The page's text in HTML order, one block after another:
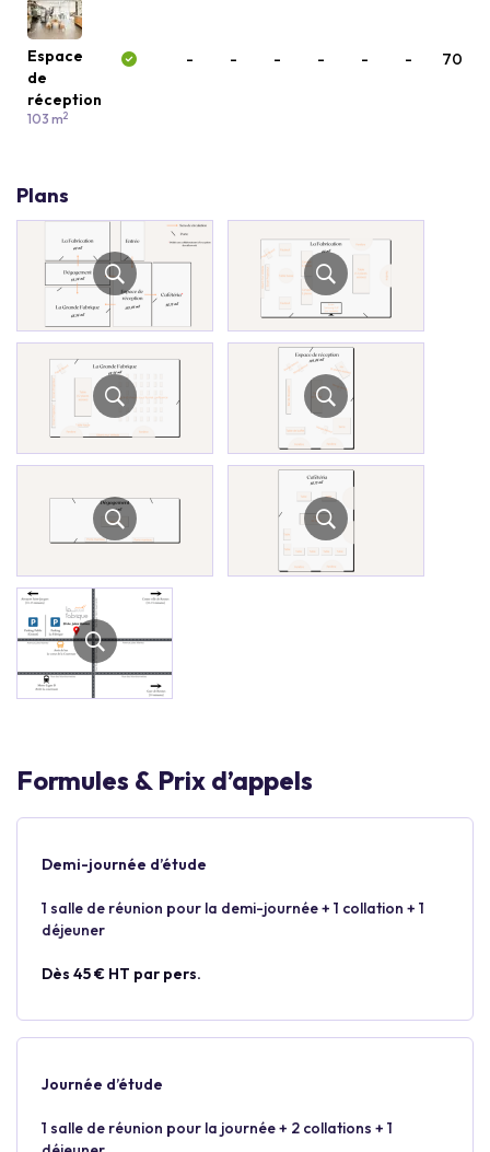
Espace
de
réception
103 m2
- - - - - - 70
Plans
Formules & Prix d’appels
Demi-journée d’étude
1 salle de réunion pour la demi-journée + 1 collation + 1
déjeuner
Dès 45 € HT par pers.
Journée d’étude
1 salle de réunion pour la journée + 2 collations + 1